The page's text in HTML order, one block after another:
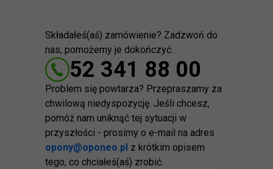
Składałeś(aś) zamówienie? Zadzwoń do
nas, pomożemy je dokończyć.
52 341 88 00
Problem się powtarza? Przepraszamy za
chwilową niedyspozycję. Jeśli chcesz,
pomóż nam uniknąć tej sytuacji w
przyszłości - prosimy o e-mail na adres
opony@oponeo.pl z krótkim opisem
tego, co chciałeś(aś) zrobić.